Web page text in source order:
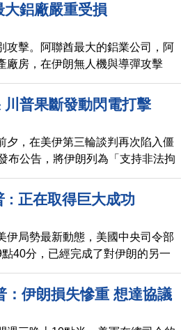
鋁廠嚴重受損
攻擊。阿聯酋最大的鋁業公司，阿
廠房，在伊朗無人機與導彈攻擊
工受傷，沒有人員死亡。
普果斷發動閃電打擊
夕，在美伊第三輪談判再次陷入僵
布公告，將伊朗列為「支持非法拘
母打擊群福特號，抵達以色列。當
授權撤離行動。
: 正在取得巨大成功
伊局勢最新動態，美國中央司令部
40分，已經完成了對伊朗的另一
爾木茲海峽附近的機場和兩座橋樑
全國演說中表示，伊朗行動正在成
：伊朗損失慘重 想達協議